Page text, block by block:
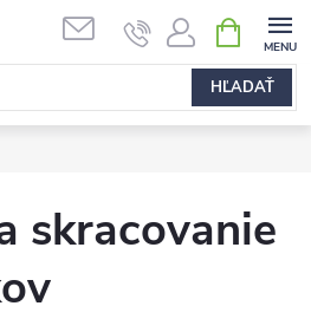
HĽADAŤ
KOŠÍK
skracovanie